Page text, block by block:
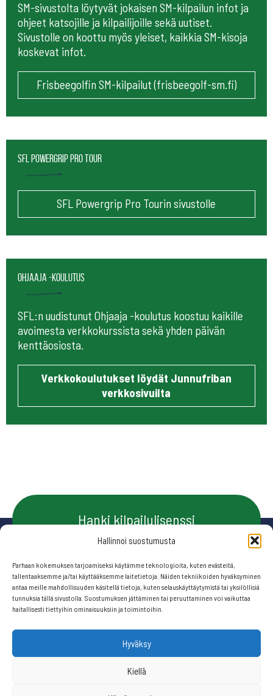
Hallinnoi suostumusta
Parhaan kokemuksen tarjoamiseksi käytämme teknologioita, kuten evästeitä,
tallentaaksemme ja/tai käyttääksemme laitetietoja. Näiden tekniikoiden hyväksyminen
antaa meille mahdollisuuden käsitellä tietoja, kuten selauskäyttäytymistä tai yksilöllisiä
tunnuksia tällä sivustolla. Suostumuksen jättäminen tai peruuttaminen voi vaikuttaa
haitallisesti tiettyihin ominaisuuksiin ja toimintoihin.
Hyväksy
Kiellä
SM-sivustolta löytyvät jokaisen SM-kilpailun infot ja
ohjeet katsojille ja kilpailijoille sekä uutiset.
Sivustolle on koottu myös yleiset, kaikkia SM-kisoja
koskevat infot.
Frisbeegolfin SM-kilpailut (frisbeegolf-sm.fi)
SFL Powergrip Pro Tour
SFL Powergrip Pro Tourin sivustolle
Ohjaaja -koulutus
SFL:n uudistunut Ohjaaja -koulutus koostuu kaikille
avoimesta verkkokurssista sekä yhden päivän
kenttäosiosta.
Verkkokoulutukset löydät Junnufriban
verkkosivuilta
Hanki kilpailulisenssi
Ota yhteyttä
Seuraa meitä:
© 2026 Suomen frisbeegolfliitto.